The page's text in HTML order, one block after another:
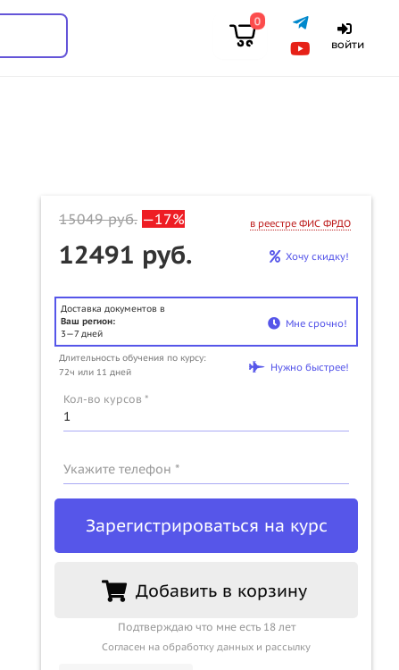
0
войти
15049руб. —17% в реестре ФИС ФРДО
12491 руб. Хочу скидку!
Доставка документов в
Ваш регион:
3—7 дней
Мне срочно!
Длительность обучения по курсу:
72ч или 11 дней
Нужно быстрее!
Кол-во курсов *
Укажите телефон *
Зарегистрироваться на курс
Добавить в корзину
Подтверждаю что мне есть 18 лет
Согласен на обработку данных и рассылку